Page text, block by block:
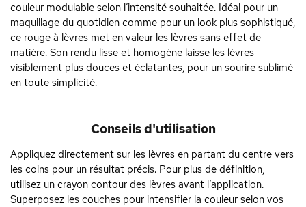
couleur modulable selon l’intensité souhaitée. Idéal pour un
maquillage du quotidien comme pour un look plus sophistiqué,
ce rouge à lèvres met en valeur les lèvres sans effet de
matière. Son rendu lisse et homogène laisse les lèvres
visiblement plus douces et éclatantes, pour un sourire sublimé
en toute simplicité.
Conseils d'utilisation
Appliquez directement sur les lèvres en partant du centre vers
les coins pour un résultat précis. Pour plus de définition,
utilisez un crayon contour des lèvres avant l’application.
Superposez les couches pour intensifier la couleur selon vos